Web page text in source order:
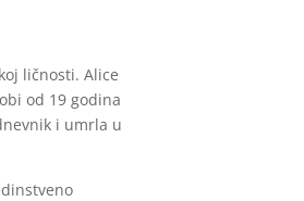
ličnosti. Alice
od 19 godina
i umrla u